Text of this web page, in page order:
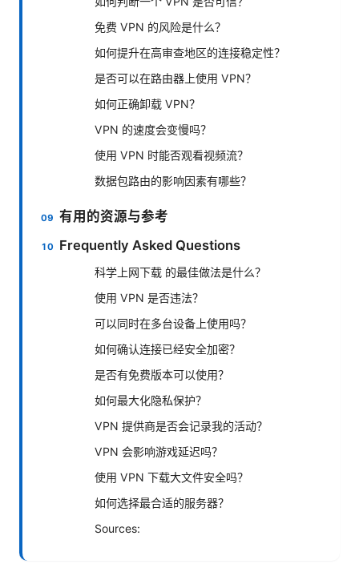
免费 VPN 的风险是什么？
如何提升在高审查地区的连接稳定性？
是否可以在路由器上使用 VPN？
如何正确卸载 VPN？
VPN 的速度会变慢吗？
使用 VPN 时能否观看视频流？
数据包路由的影响因素有哪些？
有用的资源与参考
Frequently Asked Questions
科学上网下载 的最佳做法是什么？
使用 VPN 是否违法？
可以同时在多台设备上使用吗？
如何确认连接已经安全加密？
是否有免费版本可以使用？
如何最大化隐私保护？
VPN 提供商是否会记录我的活动？
VPN 会影响游戏延迟吗？
使用 VPN 下载大文件安全吗？
如何选择最合适的服务器？
Sources: